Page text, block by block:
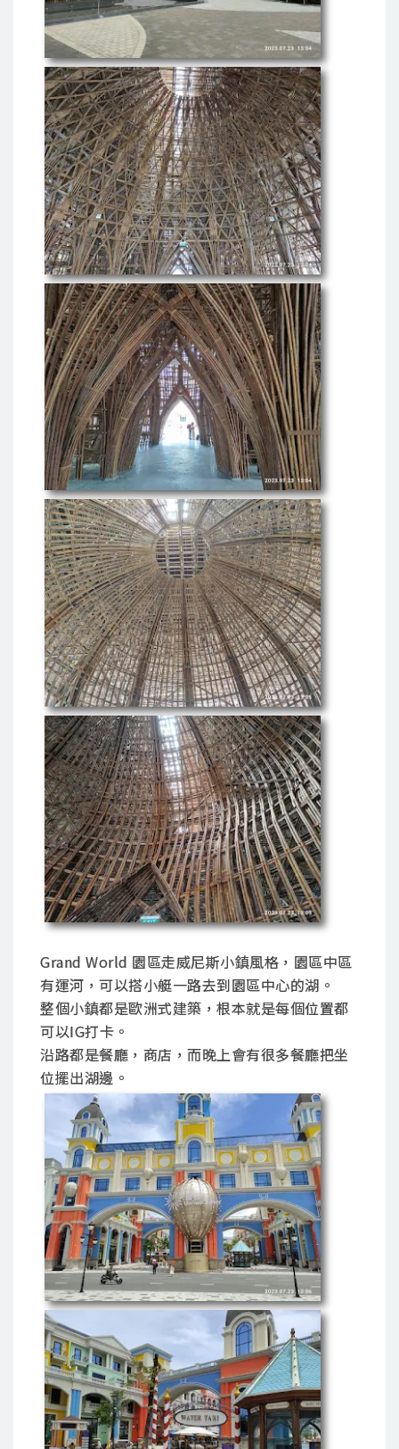
Grand World 園區走威尼斯小鎮風格，園區中區
有運河，可以搭小艇一路去到園區中心的湖。
整個小鎮都是歐洲式建築，根本就是每個位置都
可以IG打卡。
沿路都是餐廳，商店，而晚上會有很多餐廳把坐
位擺出湖邊。